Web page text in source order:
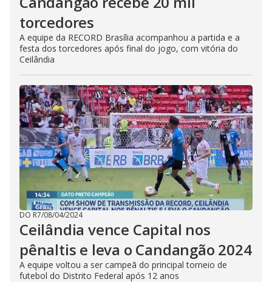
torcedores
A equipe da RECORD Brasília acompanhou a partida e a
festa dos torcedores após final do jogo, com vitória do
Ceilândia
DO R7/08/04/2024
Ceilândia vence Capital nos
pênaltis e leva o Candangão 2024
A equipe voltou a ser campeã do principal torneio de
futebol do Distrito Federal após 12 anos